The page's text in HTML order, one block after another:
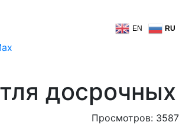
EN RU
досрочных
Просмотров: 3587